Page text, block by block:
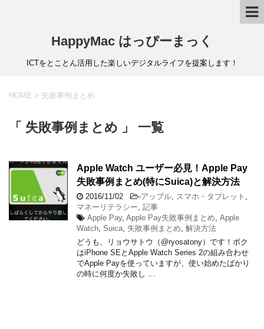
HappyMac はっぴーまっく
ICTをとことん活用した楽しいデジタルライフを提案します！
HOME > 失敗事例まとめ
「 失敗事例まとめ 」 一覧
Apple Watch ユーザー必見！Apple Pay
失敗事例まとめ(特にSuica)と解決方法
2016/11/02 -アップル スマホ・タブレット
マネーリテラシー 記事
Apple Pay, Apple Pay失敗事例まとめ Apple
Watch Suica 失敗事例まとめ 解決方法
どうも、リョウサトウ（@ryosatony）です！ボク
はiPhone SEとApple Watch Series 2の組み合わせ
でApple Payを使っていますが、使い始めたばかり
の時に何度か失敗し …